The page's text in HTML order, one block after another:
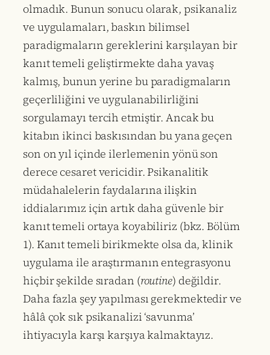
olmadık. Bunun sonucu olarak, psikanaliz
ve uygulamaları, baskın bilimsel
paradigmaların gereklerini karşılayan bir
kanıt temeli geliştirmekte daha yavaş
kalmış, bunun yerine bu paradigmaların
geçerliliğini ve uygulanabilirliğini
sorgulamayı tercih etmiştir. Ancak bu
kitabın ikinci baskısından bu yana geçen
son on yıl içinde ilerlemenin yönü son
derece cesaret vericidir. Psikanalitik
müdahalelerin faydalarına ilişkin
iddialarımız için artık daha güvenle bir
kanıt temeli ortaya koyabiliriz (bkz. Bölüm
1). Kanıt temeli birikmekte olsa da, klinik
uygulama ile araştırmanın entegrasyonu
hiçbir şekilde sıradan (routine) değildir.
Daha fazla şey yapılması gerekmektedir ve
hâlâ çok sık psikanalizi ‘savunma’
ihtiyacıyla karşı karşıya kalmaktayız.